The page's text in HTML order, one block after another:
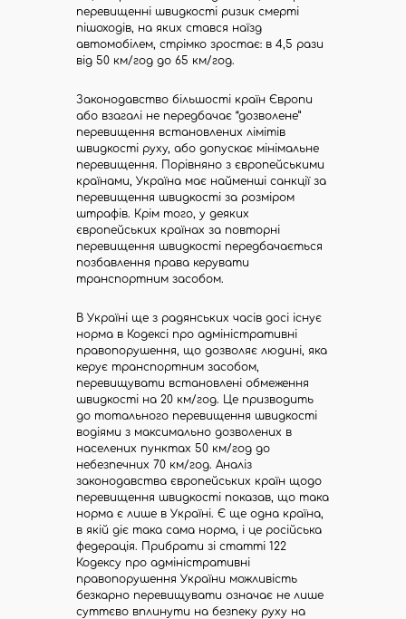
перевищенні швидкості ризик смерті
пішоходів, на яких стався наїзд
автомобілем, стрімко зростає: в 4,5 рази
від 50 км/год до 65 км/год.
Законодавство більшості країн Європи
або взагалі не передбачає “дозволене”
перевищення встановлених лімітів
швидкості руху, або допускає мінімальне
перевищення. Порівняно з європейськими
країнами, Україна має найменші санкції за
перевищення швидкості за розміром
штрафів. Крім того, у деяких
європейських країнах за повторні
перевищення швидкості передбачається
позбавлення права керувати
транспортним засобом.
В Україні ще з радянських часів досі існує
норма в Кодексі про адміністративні
правопорушення, що дозволяє людині, яка
керує транспортним засобом,
перевищувати встановлені обмеження
швидкості на 20 км/год. Це призводить
до тотального перевищення швидкості
водіями з максимально дозволених в
населених пунктах 50 км/год до
небезпечних 70 км/год. Аналіз
законодавства європейських країн щодо
перевищення швидкості показав, що така
норма є лише в Україні. Є ще одна країна,
в якій діє така сама норма, і це російська
федерація. Прибрати зі статті 122
Кодексу про адміністративні
правопорушення України можливість
безкарно перевищувати означає не лише
суттєво вплинути на безпеку руху на